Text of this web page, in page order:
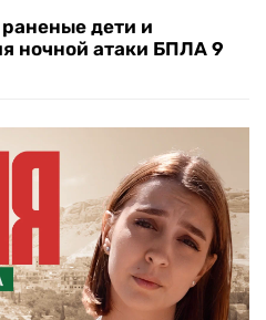
дети и
ночной атаки БПЛА 9